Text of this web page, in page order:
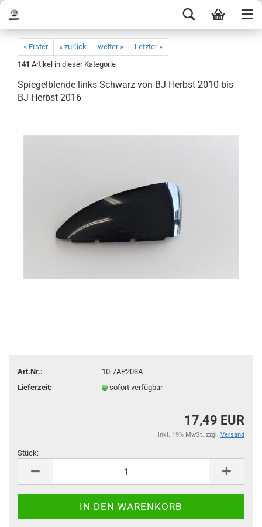
« Erster « zurück weiter »
Letzter »
141 Artikel in dieser Kategorie
Spiegelblende links Schwarz von BJ Herbst 2010 bis
BJ Herbst 2016
Art.Nr.:
10-7AP203A
Lieferzeit:
sofort verfügbar
17,49 EUR
inkl. 19% MwSt. zzgl. Versand
Stück: